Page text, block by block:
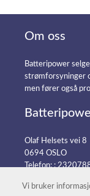
Om oss
Batteripower
strømforsyninger
men fører også
Olaf Helsets vei 8
0694 OSLO
Telefon: :
Vi bruker